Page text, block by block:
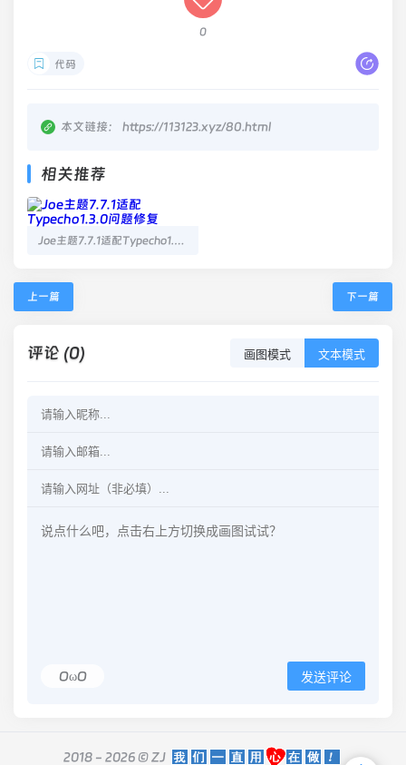
0
代码
本文链接： https://113123.xyz/80.html
相关推荐
Joe主题7.7.1适配Typecho1.3.0问题修复
上一篇 下一篇
评论 (0) 画图模式 文本模式
OωO 发送评论
2018 - 2026 ©ZJ